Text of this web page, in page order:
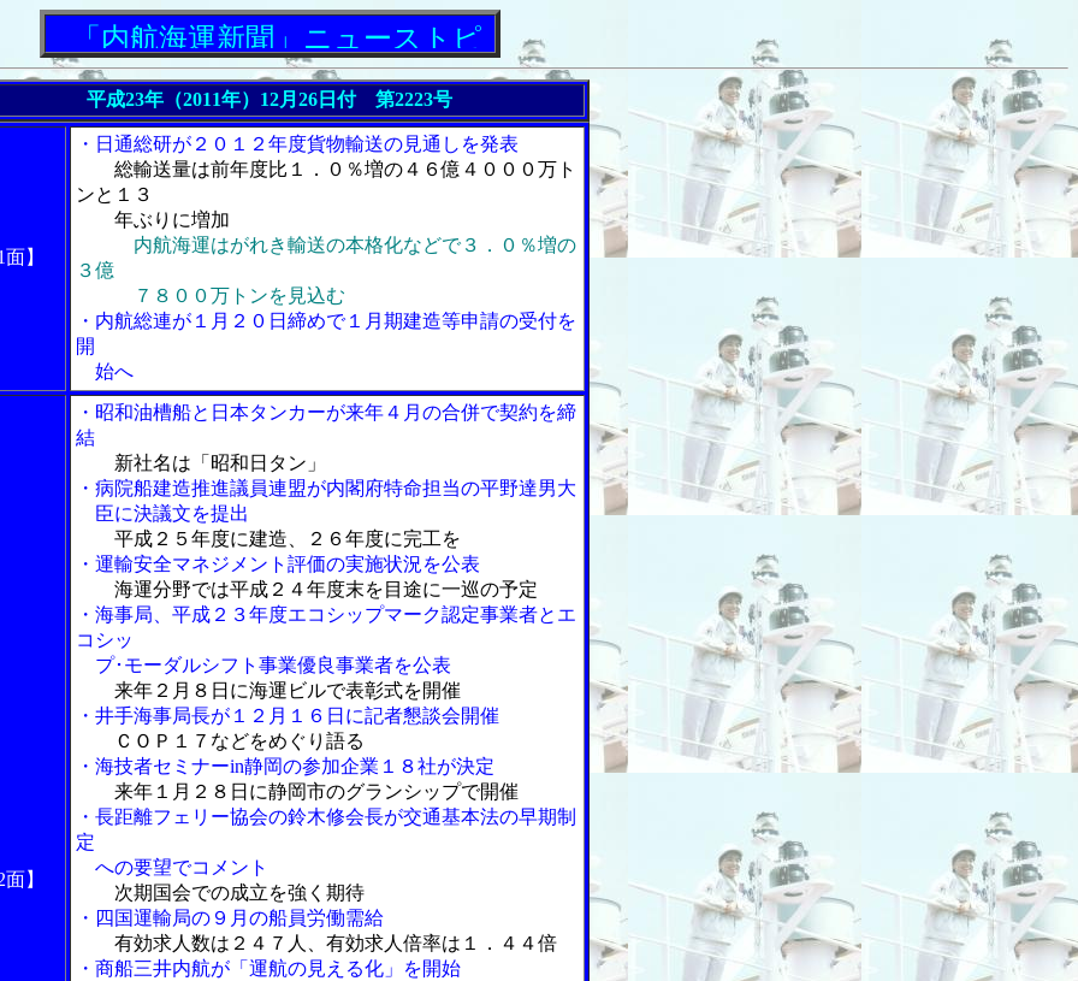
内航海運新聞」ニューストピックス
平成23年（2011年）12月26日付 第2223号
】
・日通総研が２０１２年度貨物輸送の見通しを発表
総輸送量は前年度比１．０％増の４６億４０００万ト
ンと１３
年ぶりに増加
内航海運はがれき輸送の本格化などで３．０％増の
３億
７８００万トンを見込む
・内航総連が１月２０日締めで１月期建造等申請の受付を
開
始へ
】
・昭和油槽船と日本タンカーが来年４月の合併で契約を締
結
新社名は「昭和日タン」
・病院船建造推進議員連盟が内閣府特命担当の平野達男大
臣に決議文を提出
平成２５年度に建造、２６年度に完工を
・運輸安全マネジメント評価の実施状況を公表
海運分野では平成２４年度末を目途に一巡の予定
・海事局、平成２３年度エコシップマーク認定事業者とエ
コシッ
プ･モーダルシフト事業優良事業者を公表
来年２月８日に海運ビルで表彰式を開催
・井手海事局長が１２月１６日に記者懇談会開催
ＣＯＰ１７などをめぐり語る
・海技者セミナーin静岡の参加企業１８社が決定
来年１月２８日に静岡市のグランシップで開催
・長距離フェリー協会の鈴木修会長が交通基本法の早期制
定
への要望でコメント
次期国会での成立を強く期待
・四国運輸局の９月の船員労働需給
有効求人数は２４７人、有効求人倍率は１．４４倍
・商船三井内航が「運航の見える化」を開始